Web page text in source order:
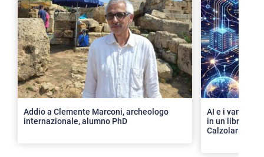
Addio a Clemente Marconi, archeologo
internazionale, alumno PhD
AI e i vantaggi
in un libro con
Calzolari
>